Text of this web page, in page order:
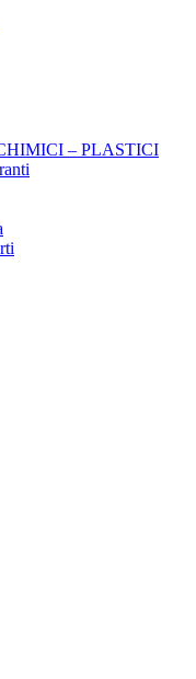
– PLASTICI